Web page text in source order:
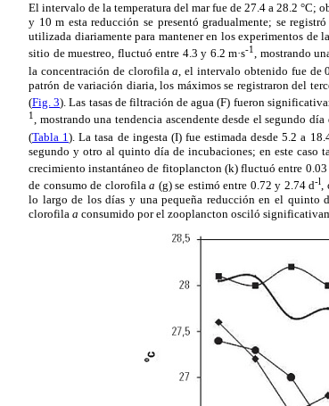
El intervalo de la temperatura del mar fue de 27.4 a 28.2 °C;
y 10 m esta reducción se presentó gradualmente; se
utilizada diariamente para mantener en los experimentos
sitio de muestreo, fluctuó entre 4.3 y 6.2 m·s-1, mostrando
la concentración de clorofilaa , el intervalo obtenido fue de
patrón de variación diaria, los máximos se registraron del
(Fig. 3). Las tasas de filtración de agua (F) fueron
1, mostrando una tendencia ascendente desde el segundo
(Tabla 1). La tasa de ingesta (I) fue estimada desde 5.2 a
segundo y otro al quinto día de incubaciones; en este caso
crecimiento instantáneo de fitoplancton (k) fluctuó entre
de consumo de clorofila a (g) se estimó entre 0.72 y 2.74 d-l,
lo largo de los días y una pequeña reducción en el quinto
clorofila a consumido por el zooplancton osciló